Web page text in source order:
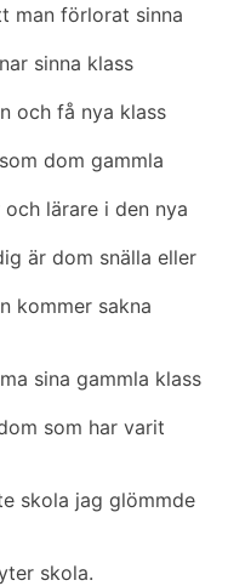
man förlorat sinna
sinna klass
och få nya klass
dom gammla
lärare i den nya
är dom snälla eller
kommer sakna
sina gammla klass
som har varit
skola jag glömmde
skola.